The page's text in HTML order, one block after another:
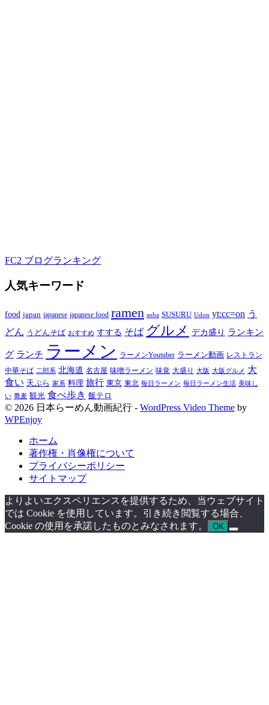
FC2 ブログランキング
人気キーワード
food japan japanese japanese food ramen soba SUSURU Udon yt:cc=on う
どん うどんそば おすすめ すする そば グルメ デカ盛り ランキン
グ ランチ ラーメン ラーメンYoutuber ラーメン動画 レストラン
中華そば 二郎系 北海道 名古屋 味噌ラーメン 味覚 大盛り 大阪 大阪グルメ
大
食い 天ぷら 家系 料理 旅行 東京 東北 毎日ラーメン 毎日ラーメン生活 美味し
い 蕎麦 観光 食べ歩き 飯テロ
© 2026 日本らーめん動画紀行 - WordPress Video Theme by
WPEnjoy
ホーム
著作権・肖像権について
プライバシーポリシー
サイトマップ
よりよいエクスペリエンスを提供するため、当ウェブサイト
では Cookie を使用しています。引き続き閲覧する場合、
Cookie の使用を承諾したものとみなされます。
OK